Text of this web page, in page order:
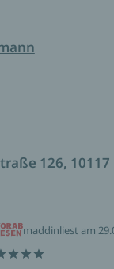
126, 10117
maddinliest am